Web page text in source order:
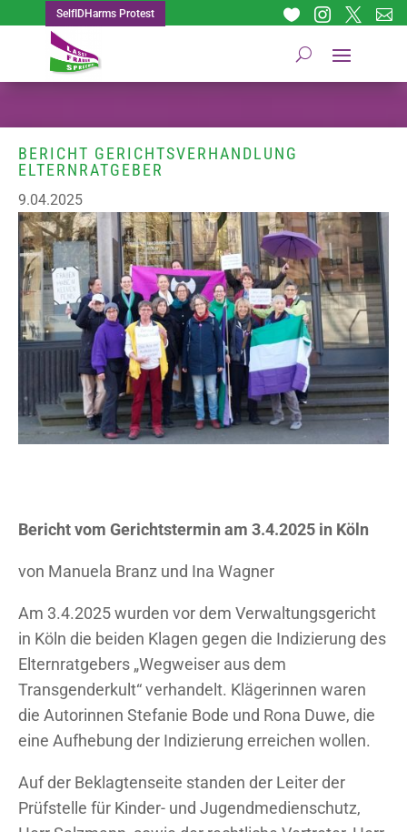
SelfIDHarms Protest 



BERICHT GERICHTSVERHANDLUNG
ELTERNRATGEBER
9.04.2025
Bericht vom Gerichtstermin am 3.4.2025 in Köln
von Manuela Branz und Ina Wagner
Am 3.4.2025 wurden vor dem Verwaltungsgericht
in Köln die beiden Klagen gegen die Indizierung des
Elternratgebers „Wegweiser aus dem
Transgenderkult“ verhandelt. Klägerinnen waren
die Autorinnen Stefanie Bode und Rona Duwe, die
eine Aufhebung der Indizierung erreichen wollen.
Auf der Beklagtenseite standen der Leiter der
Prüfstelle für Kinder- und Jugendmedienschutz,